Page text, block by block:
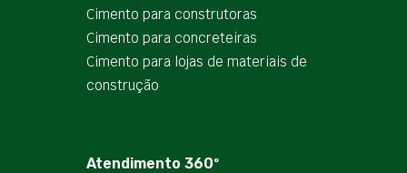
Cimento para construtoras
Cimento para concreteiras
Cimento para lojas de materiais de
construção
Atendimento 360º